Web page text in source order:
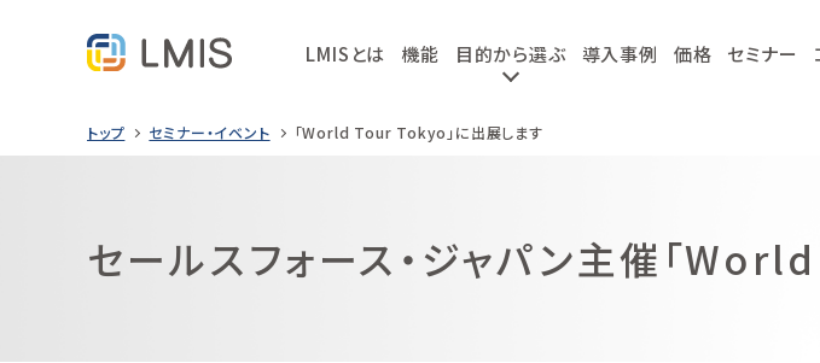
LMISとは 機能 目的から選ぶ 導入事例 価格 セミナー
トップ セミナー・イベント 「World Tour Tokyo」に出展します
セールスフォース・ジャパン主催「